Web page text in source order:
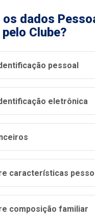
os dados
Clube?
pessoal
eletrônica
características
composição familiar